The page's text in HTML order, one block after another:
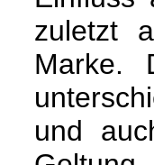
zuletzt
Marke.
und